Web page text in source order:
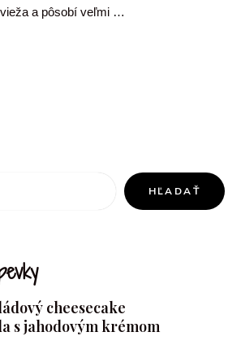
a pôsobí veľmi …
HĽADAŤ
cheesecake
s jahodovým krémom